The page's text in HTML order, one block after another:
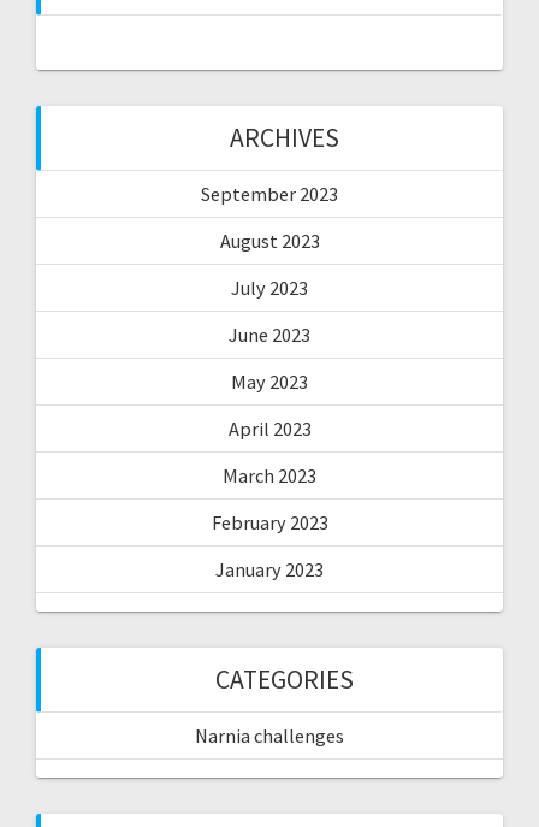
ARCHIVES
September 2023
August 2023
July 2023
June 2023
May 2023
April 2023
March 2023
February 2023
January 2023
CATEGORIES
Narnia challenges